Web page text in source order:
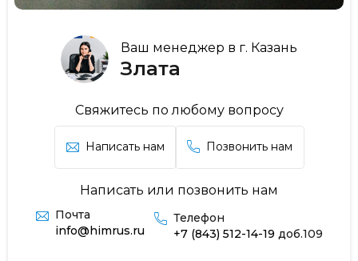
Ваш менеджер в г. Казань
Злата
Свяжитесь по любому вопросу
Написать нам Позвонить нам
Написать или позвонить нам
Почта
info@himrus.ru
Телефон
+7 (843) 512-14-19 доб.109